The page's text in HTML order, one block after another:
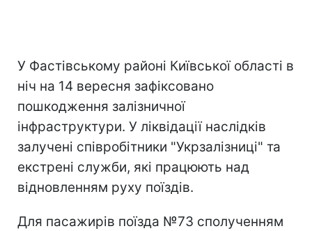
У Фастівському районі Київської області в
ніч на 14 вересня зафіксовано
пошкодження залізничної
інфраструктури. У ліквідації наслідків
залучені співробітники "Укрзалізниці" та
екстрені служби, які працюють над
відновленням руху поїздів.
Для пасажирів поїзда №73 сполученням